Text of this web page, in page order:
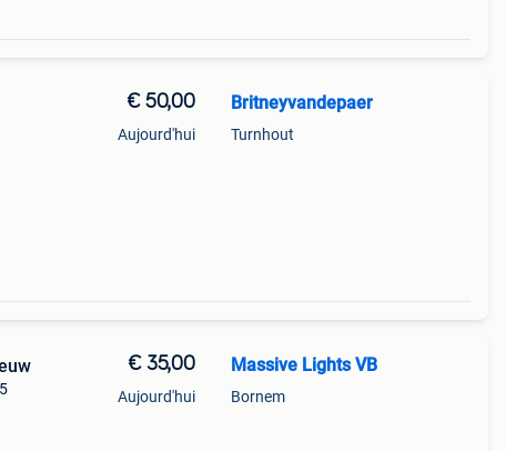
€ 50,00
Aujourd'hui
Britneyvandepaer
Turnhout
€ 35,00
Aujourd'hui
Massive Lights VB
Bornem